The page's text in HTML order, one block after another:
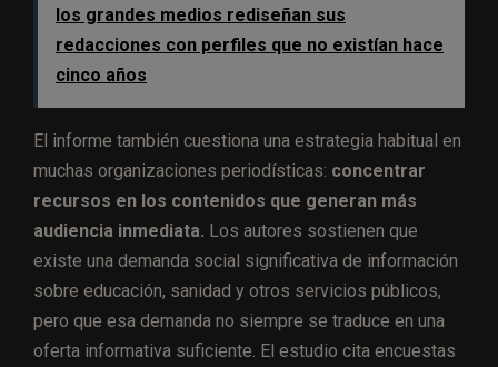
los grandes medios rediseñan sus
redacciones con perfiles que no existían hace
cinco años
El informe también cuestiona una estrategia habitual en
muchas organizaciones periodísticas: concentrar
recursos en los contenidos que generan más
audiencia inmediata. Los autores sostienen que
existe una demanda social significativa de información
sobre educación, sanidad y otros servicios públicos,
pero que esa demanda no siempre se traduce en una
oferta informativa suficiente. El estudio cita encuestas